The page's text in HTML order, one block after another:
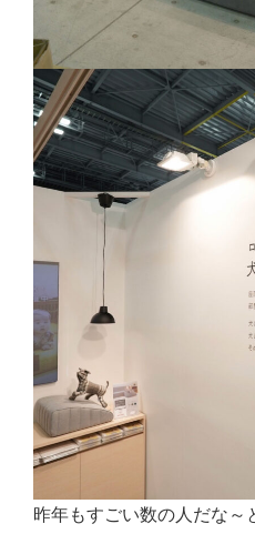
昨年もすごい数の人だな～